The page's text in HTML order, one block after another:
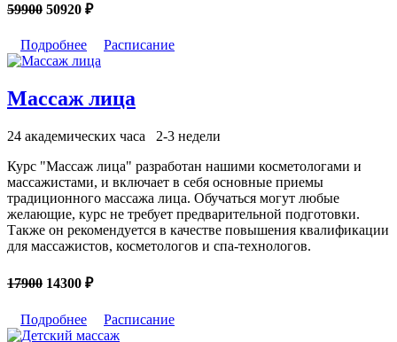
59900 50920 ₽
Подробнее Расписание
Массаж лица
24 академических часа
2-3 недели
Курс "Массаж лица" разработан нашими косметологами и
массажистами, и включает в себя основные приемы
традиционного массажа лица. Обучаться могут любые
желающие, курс не требует предварительной подготовки.
Также он рекомендуется в качестве повышения квалификации
для массажистов, косметологов и спа-технологов.
17900 14300 ₽
Подробнее Расписание